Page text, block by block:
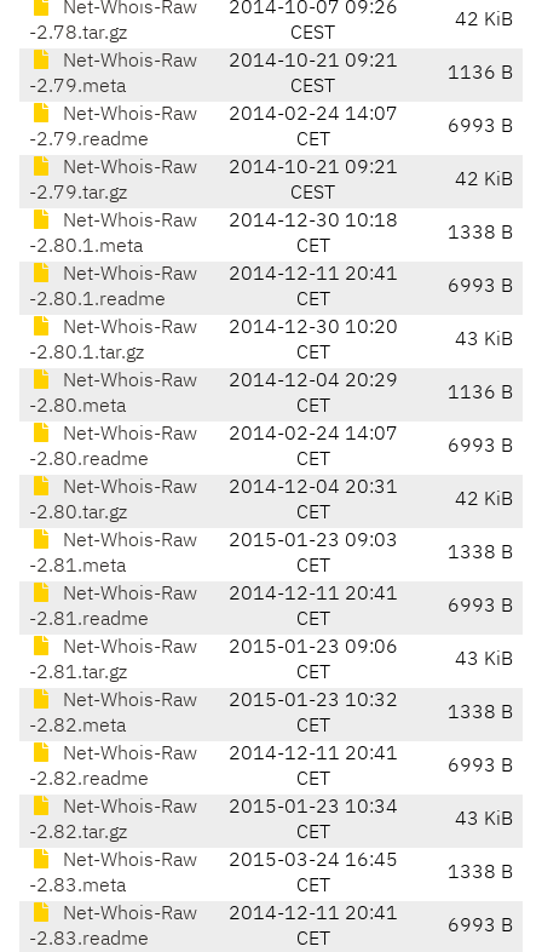
Net-Whois-Raw
-2.78.tar.gz
2014-10-07 09:26
CEST
42 KiB
Net-Whois-Raw
-2.79.meta
2014-10-21 09:21
CEST
1136 B
Net-Whois-Raw
-2.79.readme
2014-02-24 14:07
CET
6993 B
Net-Whois-Raw
-2.79.tar.gz
2014-10-21 09:21
CEST
42 KiB
Net-Whois-Raw
-2.80.1.meta
2014-12-30 10:18
CET
1338 B
Net-Whois-Raw
-2.80.1.readme
2014-12-11 20:41
CET
6993 B
Net-Whois-Raw
-2.80.1.tar.gz
2014-12-30 10:20
CET
43 KiB
Net-Whois-Raw
-2.80.meta
2014-12-04 20:29
CET
1136 B
Net-Whois-Raw
-2.80.readme
2014-02-24 14:07
CET
6993 B
Net-Whois-Raw
-2.80.tar.gz
2014-12-04 20:31
CET
42 KiB
Net-Whois-Raw
-2.81.meta
2015-01-23 09:03
CET
1338 B
Net-Whois-Raw
-2.81.readme
2014-12-11 20:41
CET
6993 B
Net-Whois-Raw
-2.81.tar.gz
2015-01-23 09:06
CET
43 KiB
Net-Whois-Raw
-2.82.meta
2015-01-23 10:32
CET
1338 B
Net-Whois-Raw
-2.82.readme
2014-12-11 20:41
CET
6993 B
Net-Whois-Raw
-2.82.tar.gz
2015-01-23 10:34
CET
43 KiB
Net-Whois-Raw
-2.83.meta
2015-03-24 16:45
CET
1338 B
Net-Whois-Raw
-2.83.readme
2014-12-11 20:41
CET
6993 B